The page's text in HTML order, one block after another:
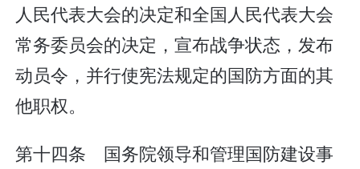
人民代表大会的决定和全国人民代表大会
常务委员会的决定，宣布战争状态，发布
动员令，并行使宪法规定的国防方面的其
他职权。
第十四条 国务院领导和管理国防建设事